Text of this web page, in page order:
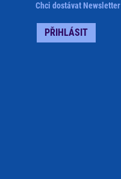
Chci dostávat Newsletter
PŘIHLÁSIT